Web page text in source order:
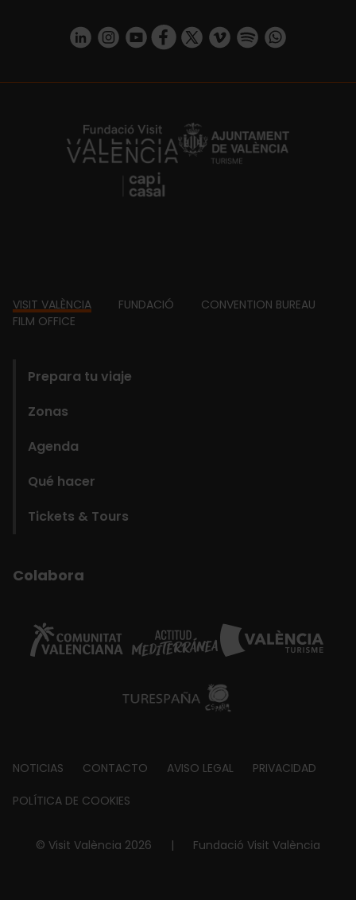
https://www.linkedin.com/company/turismo-valencia/mycompany/
https://www.instagram.com/visit_valencia/
https://www.youtube.com/user/
https://www.facebook.com/
https://twitter.com/
https://vimeo.com/
https://https://api.whatsapp.com/
https://fundacion.visitvalencia.com/
Footer
VISIT VALÈNCIA FUNDACIÓ
CONVENTION BUREAU
FILM OFFICE
Prepara tu viaje
Zonas
Agenda
Qué hacer
Tickets & Tours
Colabora
Footer
about
NOTICIAS CONTACTO AVISO LEGAL PRIVACIDAD
POLÍTICA DE COOKIES
© Visit València 2026 | Fundació Visit València